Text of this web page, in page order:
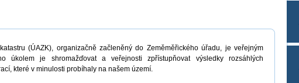
(ÚAZK), organizačně začleněný do Zeměměřického úřadu, je veřejným
úkolem je shromažďovat a veřejnosti zpřístupňovat výsledky rozsáhlých
které v minulosti probíhaly na našem území.